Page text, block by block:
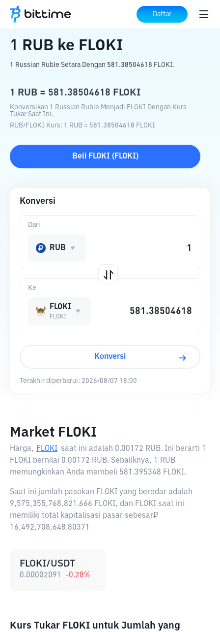
Daftar
Beranda Konverter Kripto ke FLOKI
1 RUB ke FLOKI
1 Russian Ruble Setara Dengan 581.38504618 FLOKI.
1 RUB = 581.38504618 FLOKI
Konversikan 1 Russian Ruble Menjadi FLOKI Dengan Kurs
Tukar Saat Ini.
RUB/FLOKI Kurs: 1 RUB = 581.38504618 FLOKI
Beli FLOKI ( FLOKI)
Konversi
Ke
FLOKI
FLOKI
Dari
RUB
Konversi
Terakhir diperbarui: 2026/08/07 18:00
Market FLOKI
Harga, FLOKI saat ini adalah 0.00172 RUB. Ini berarti 1
FLOKI bernilai 0.00172 RUB. Sebaliknya, 1 RUB
memungkinkan Anda membeli 581.395348 FLOKI.
Saat ini jumlah pasokan FLOKI yang beredar adalah
9,575,355,768,821.666 FLOKI, dan FLOKI saat ini
memiliki total kapitalisasi pasar sebesar₽
16,492,708,648.80371
FLOKI/USDT
0.00002091 -0.28%
Kurs Tukar FLOKI untuk Jumlah yang